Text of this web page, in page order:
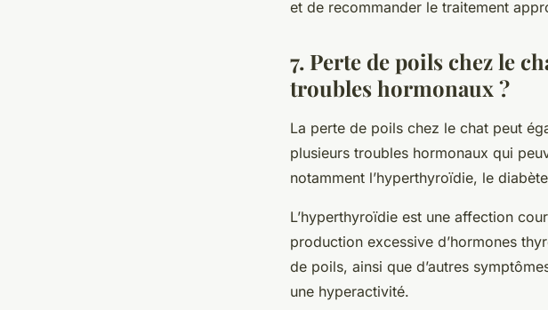
et de recommander le traitement
7. Perte de poils chez le
troubles hormonaux ?
La perte de poils chez le chat peut
plusieurs troubles hormonaux qui
notamment l’hyperthyroïdie, le
L’hyperthyroïdie est une affection
production excessive d’hormones
de poils, ainsi que d’autres
une hyperactivité.